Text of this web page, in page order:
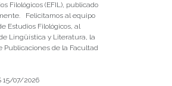
Filológicos (EFIL), publicado
Felicitamos al equipo
Estudios Filológicos, al
Lingüística y Literatura, la
Publicaciones de la Facultad
15/07/2026